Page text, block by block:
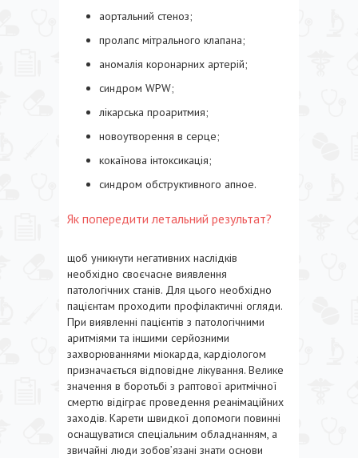
аортальний стеноз;
пролапс мітрального клапана;
аномалія коронарних артерій;
синдром WPW;
лікарська проаритмия;
новоутворення в серце;
кокаїнова інтоксикація;
синдром обструктивного апное.
Як попередити летальний результат?
щоб уникнути негативних наслідків
необхідно своєчасне виявлення
патологічних станів. Для цього необхідно
пацієнтам проходити профілактичні огляди.
При виявленні пацієнтів з патологічними
аритміями та іншими серйозними
захворюваннями міокарда, кардіологом
призначається відповідне лікування. Велике
значення в боротьбі з раптової аритмічної
смертю відіграє проведення реанімаційних
заходів. Карети швидкої допомоги повинні
оснащуватися спеціальним обладнанням, а
звичайні люди зобов’язані знати основи